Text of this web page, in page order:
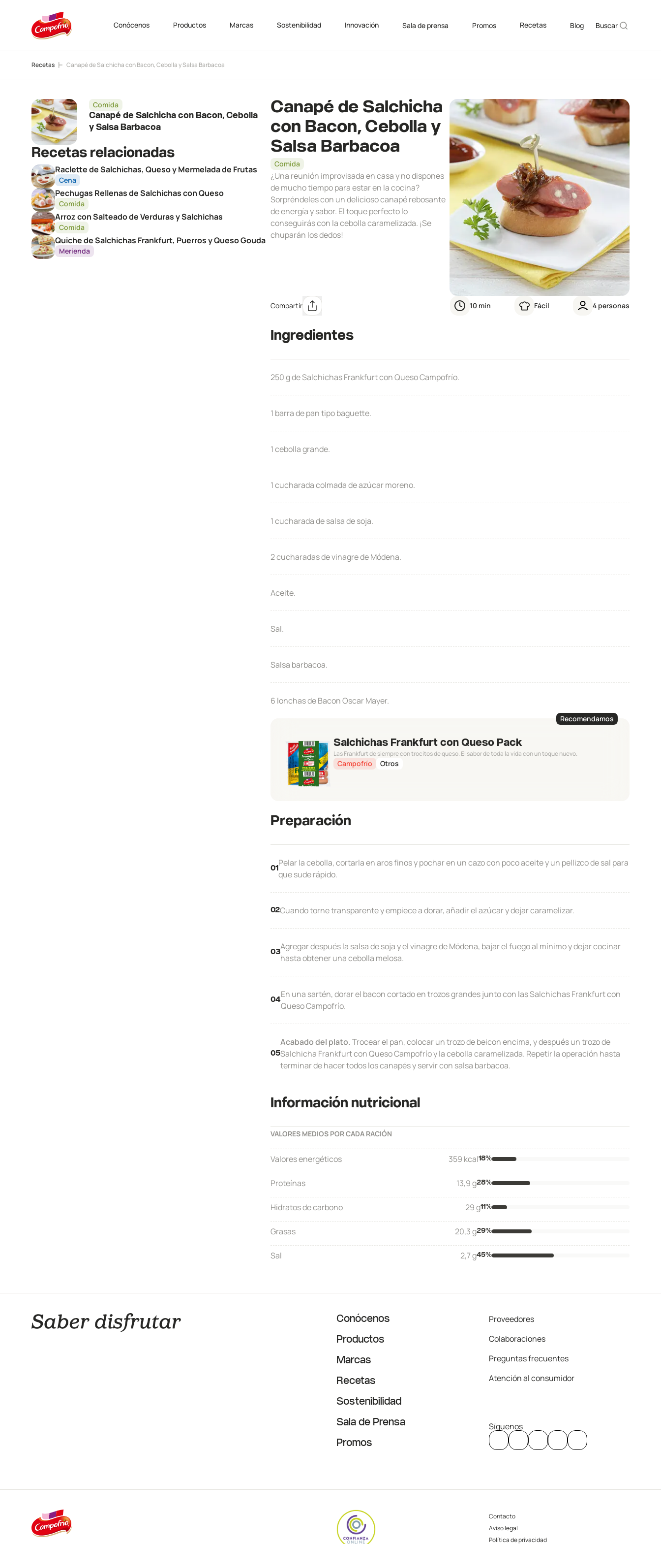
Conócenos Productos Marcas Sostenibilidad Innovación Sala de prensa Promos Recetas Blog Buscar
Recetas Canapé de Salchicha con Bacon, Cebolla y Salsa Barbacoa
Comida
Canapé de Salchicha con Bacon, Cebolla
y Salsa Barbacoa
Recetas relacionadas
Raclette de Salchichas, Queso y Mermelada de Frutas
Cena
Pechugas Rellenas de Salchichas con Queso
Comida
Arroz con Salteado de Verduras y Salchichas
Comida
Quiche de Salchichas Frankfurt, Puerros y Queso Gouda
Merienda
Canapé de Salchicha
con Bacon, Cebolla y
Salsa Barbacoa
Comida
¿Una reunión improvisada en casa y no dispones
de mucho tiempo para estar en la cocina?
Sorpréndeles con un delicioso canapé rebosante
de energía y sabor. El toque perfecto lo
conseguirás con la cebolla caramelizada. ¡Se
chuparán los dedos!
Compartir 10 min Fácil 4 personas
Ingredientes
250 g de Salchichas Frankfurt con Queso Campofrío.
1 barra de pan tipo baguette.
1 cebolla grande.
1 cucharada colmada de azúcar moreno.
1 cucharada de salsa de soja.
2 cucharadas de vinagre de Módena.
Aceite.
Sal.
Salsa barbacoa.
6 lonchas de Bacon Oscar Mayer.
Salchichas Frankfurt con Queso Pack
Las Frankfurt de siempre con trocitos de queso. El sabor de toda la vida con un toque nuevo.
Campofrío Otros
Recomendamos
Preparación
01
Pelar la cebolla, cortarla en aros finos y pochar en un cazo con poco aceite y un pellizco de sal para
que sude rápido.
02Cuando torne transparente y empiece a dorar, añadir el azúcar y dejar caramelizar.
03
Agregar después la salsa de soja y el vinagre de Módena, bajar el fuego al mínimo y dejar cocinar
hasta obtener una cebolla melosa.
04
En una sartén, dorar el bacon cortado en trozos grandes junto con las Salchichas Frankfurt con
Queso Campofrío.
05
Acabado del plato.Trocear el pan, colocar un trozo de beicon encima, y después un trozo de
Salchicha Frankfurt con Queso Campofrío y la cebolla caramelizada. Repetir la operación hasta
terminar de hacer todos los canapés y servir con salsa barbacoa.
Información nutricional
VALORES MEDIOS POR CADA RACIÓN
Valores energéticos 359 kcal18%
Proteínas 13,9 g28%
Hidratos de carbono 29 g11%
Grasas 20,3 g29%
Sal 2,7 g45%
Conócenos
Productos
Marcas
Recetas
Sostenibilidad
Sala de Prensa
Promos
Proveedores
Colaboraciones
Preguntas frecuentes
Atención al consumidor
Síguenos
Contacto
Aviso legal
Política de privacidad